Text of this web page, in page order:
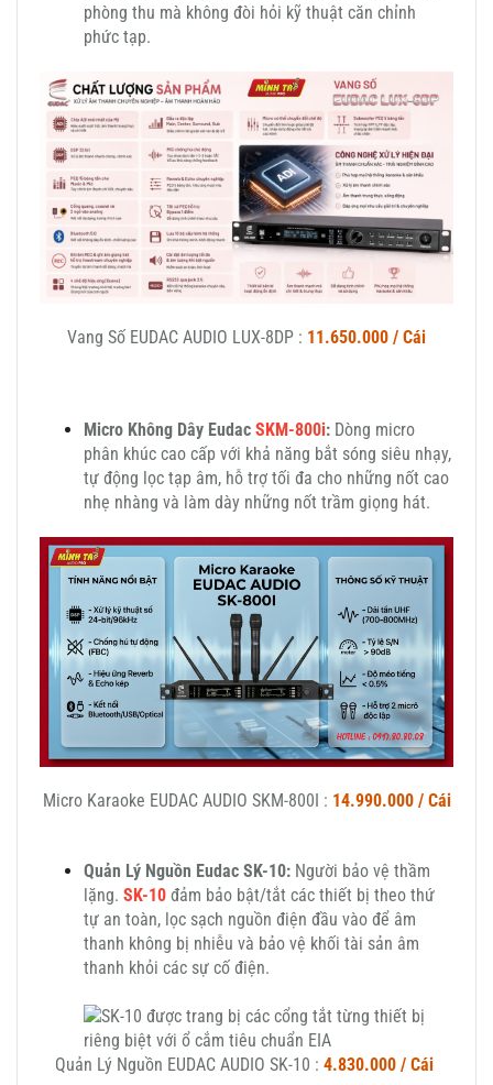
phòng thu mà không đòi hỏi kỹ thuật căn chỉnh
phức tạp.
Vang Số EUDAC AUDIO LUX-8DP : 11.650.000 / Cái
Micro Không Dây Eudac SKM-800i: Dòng micro
phân khúc cao cấp với khả năng bắt sóng siêu nhạy,
tự động lọc tạp âm, hỗ trợ tối đa cho những nốt cao
nhẹ nhàng và làm dày những nốt trầm giọng hát.
Micro Karaoke EUDAC AUDIO SKM-800I : 14.990.000 / Cái
Quản Lý Nguồn Eudac SK-10: Người bảo vệ thầm
lặng. SK-10 đảm bảo bật/tắt các thiết bị theo thứ
tự an toàn, lọc sạch nguồn điện đầu vào để âm
thanh không bị nhiễu và bảo vệ khối tài sản âm
thanh khỏi các sự cố điện.
Quản Lý Nguồn EUDAC AUDIO SK-10 : 4.830.000 / Cái